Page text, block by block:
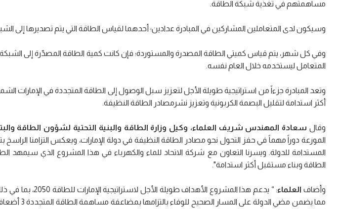
مساهمتهم في تغذية شبكة الطاقة.
وسيكون لدى المتعاملين المشاركين في المبادرة عدادين؛ أحدهما لقياس الطاقة التي يتم تصديرها إلى
وفي كل شهر، يتم قياس كميتي الطاقة المصدرة والمستوردة؛ فإن كانت كمية الطاقة المصدّرة إلى
المتعامل ليستخدمه خلال العام نفسه.
وتعد المبادرة جزءاً من استراتيجية طويلة الأجل لتعزيز سبل الوصول إلى الطاقة المتجددة في الإمارات
أكثر استدامة لتقليل البصمة الكربونية وتعزيز نشرمصادر الطاقة النظيفة.
وقالسعادة المهندس شريف العلماء، وكيل وزارة الطاقة والبنية التحتية لشؤون الطاقة
الموزعة دوراً مهماً في حفز التحول نحو مصادر الطاقة النظيفة في دولة الإمارات، ويعكس التزامنا
المستدامة للدولة. ويسرنا التعاون مع شركة الاتحاد للماء والكهرباء في هذا المشروع الذي
الطاقة وبناء مستقبل أكثر استدامة".
وأضاف العلماء